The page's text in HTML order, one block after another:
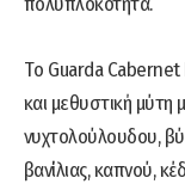
Tο Guarda
και μεθυστική μύτη
νυχτολούλουδου,
βανίλιας, καπνού,